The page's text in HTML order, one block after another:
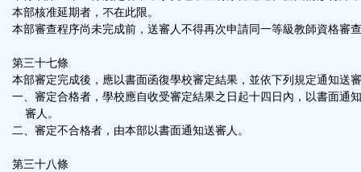
本部核准延期者，不在此限。
本部審查程序尚未完成前，送審人不得再次申請同一等級教師資格審
第三十七條
本部審定完成後，應以書面函復學校審定結果，並依下列規定通知送
一、審定合格者，學校應自收受審定結果之日起十四日內，以書面通
審人。
二、審定不合格者，由本部以書面通知送審人。
第三十八條